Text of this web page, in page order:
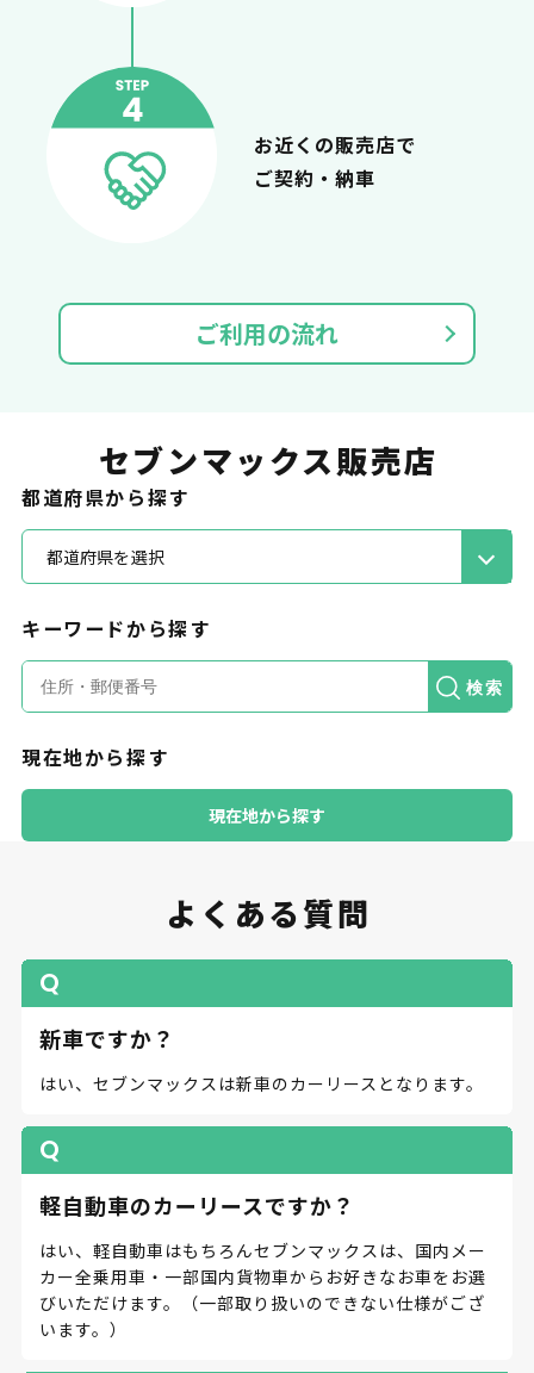
お近くの販売店で
ご契約・納車
ご利用の流れ
セブンマックス販売店
都道府県から探す
都道府県を選択
キーワードから探す
検索
現在地から探す
現在地から探す
よくある質問
新車ですか？
はい、セブンマックスは新車のカーリースとなります。
軽自動車のカーリースですか？
はい、軽自動車はもちろんセブンマックスは、国内メー
カー全乗用車・一部国内貨物車からお好きなお車をお選
びいただけます。（一部取り扱いのできない仕様がござ
います。）